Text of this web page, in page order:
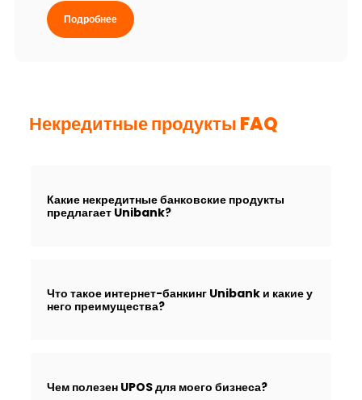
Подробнее
Некредитные продукты FAQ
Какие некредитные банковские продукты
предлагает Unibank?
Что такое интернет-банкинг Unibank и какие у
него преимущества?
Чем полезен UPOS для моего бизнеса?